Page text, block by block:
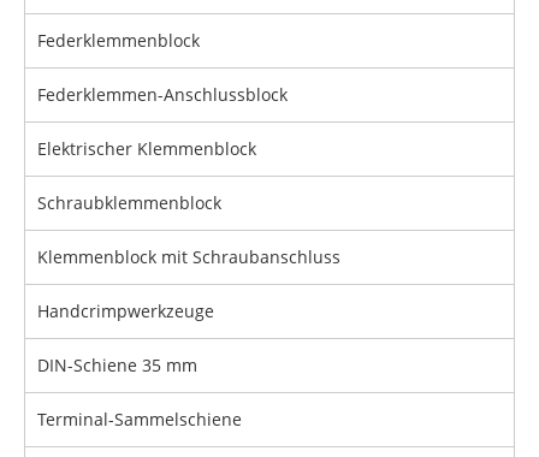
Federklemmenblock
Federklemmen-Anschlussblock
Elektrischer Klemmenblock
Schraubklemmenblock
Klemmenblock mit Schraubanschluss
Handcrimpwerkzeuge
DIN-Schiene 35 mm
Terminal-Sammelschiene